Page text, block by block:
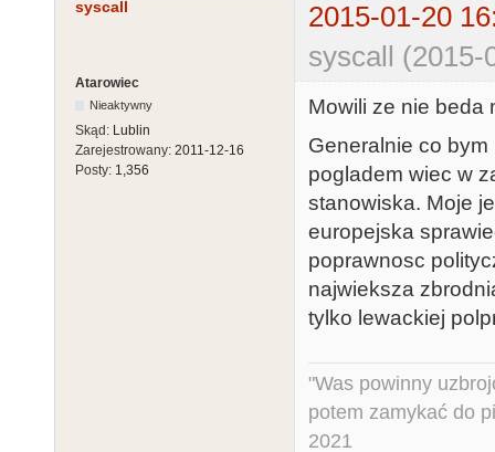
syscall
2015-01-20
syscall (2015-
Atarowiec
Nieaktywny
Skąd: Lublin
Zarejestrowany: 2011-12-16
Posty: 1,356
Mowili ze nie beda
Generalnie co
pogladem wiec w
stanowiska. Moje
europejska
poprawnosc
najwieksza
tylko lewackiej
"Was powinny
potem zamykać do
2021